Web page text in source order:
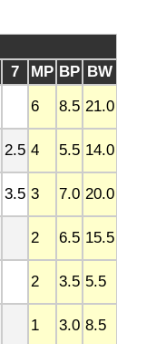
7 MP BP BW
6 8.5 21.0
2.5 4 5.5 14.0
3.5 3 7.0 20.0
2 6.5 15.5
2 3.5 5.5
1 3.0 8.5